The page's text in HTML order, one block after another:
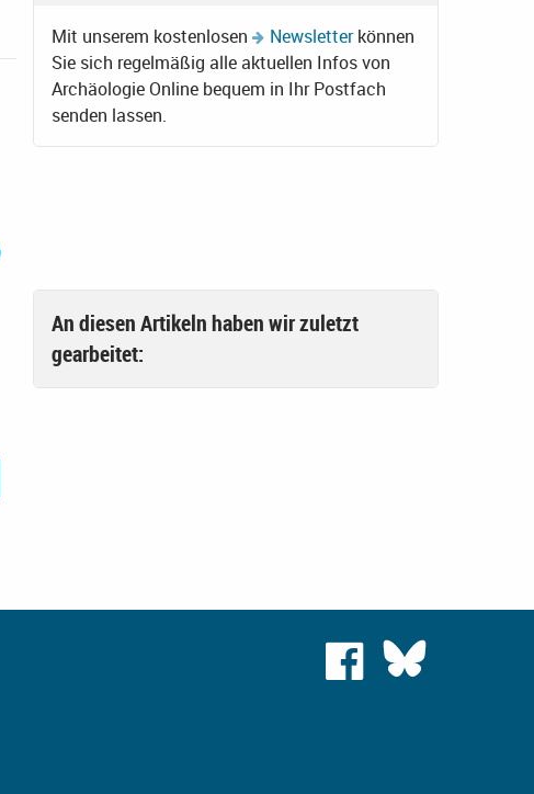
Mit unserem kostenlosen Newsletterkönnen
Sie sich regelmäßig alle aktuellen Infos von
Archäologie Online bequem in Ihr Postfach
senden lassen.
An diesen Artikeln haben wir zuletzt
gearbeitet: